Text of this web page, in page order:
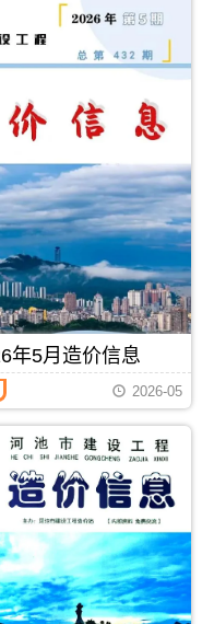
年5月造价信息
2026-05